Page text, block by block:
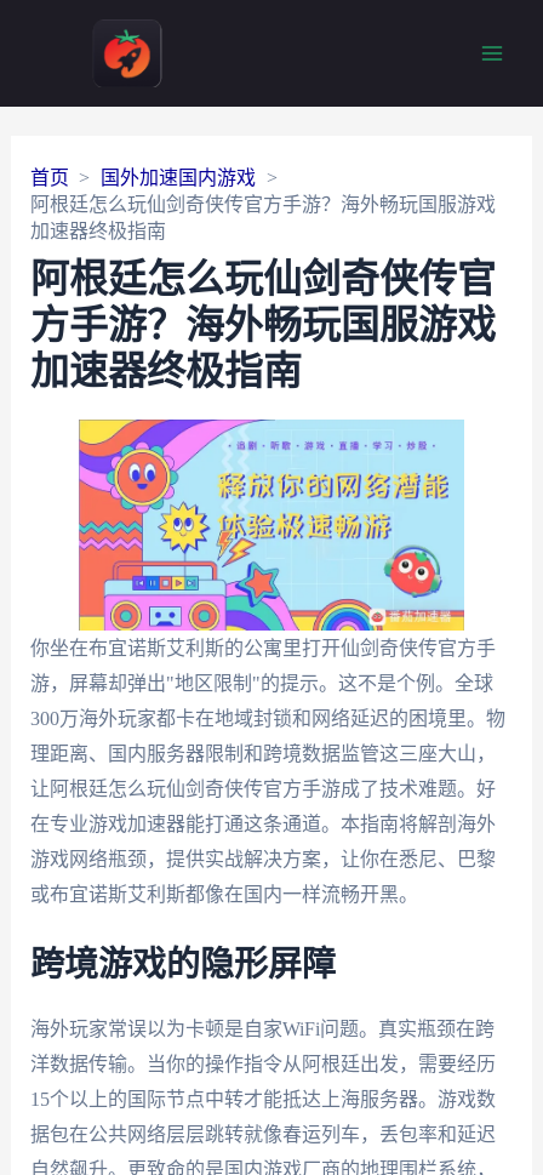
首页
国外加速国内游戏
阿根廷怎么玩仙剑奇侠传官方手游？海外畅玩国服游戏
加速器终极指南
阿根廷怎么玩仙剑奇侠传官
方手游？海外畅玩国服游戏
加速器终极指南
你坐在布宜诺斯艾利斯的公寓里打开仙剑奇侠传官方手
游，屏幕却弹出"地区限制"的提示。这不是个例。全球
300万海外玩家都卡在地域封锁和网络延迟的困境里。物
理距离、国内服务器限制和跨境数据监管这三座大山，
让阿根廷怎么玩仙剑奇侠传官方手游成了技术难题。好
在专业游戏加速器能打通这条通道。本指南将解剖海外
游戏网络瓶颈，提供实战解决方案，让你在悉尼、巴黎
或布宜诺斯艾利斯都像在国内一样流畅开黑。
跨境游戏的隐形屏障
海外玩家常误以为卡顿是自家WiFi问题。真实瓶颈在跨
洋数据传输。当你的操作指令从阿根廷出发，需要经历
15个以上的国际节点中转才能抵达上海服务器。游戏数
据包在公共网络层层跳转就像春运列车，丢包率和延迟
自然飙升。更致命的是国内游戏厂商的地理围栏系统，